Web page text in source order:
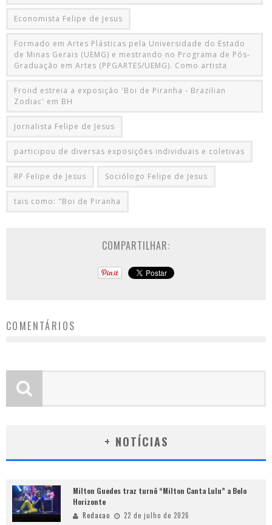
Economista Felipe de Jesus
Formado em Artes Plásticas pela Universidade do Estado
de Minas Gerais (UEMG) e mestrando no Programa de Pós-
Graduação em Artes (PPGARTES/UEMG). Como artista
Froiid estreia a exposição 'Boi de Piranha - Brazilian
Zodiac' em BH
Jornalista Felipe de Jesus
participou de diversas exposições individuais e coletivas
RP Felipe de Jesus Sociólogo Felipe de Jesus
tais como: "Boi de Piranha
COMPARTILHAR:
COMENTÁRIOS
+ NOTÍCIAS
Milton Guedes traz turnê “Milton Canta Lulu” a Belo
Horizonte
Redacao 22 de julho de 2026